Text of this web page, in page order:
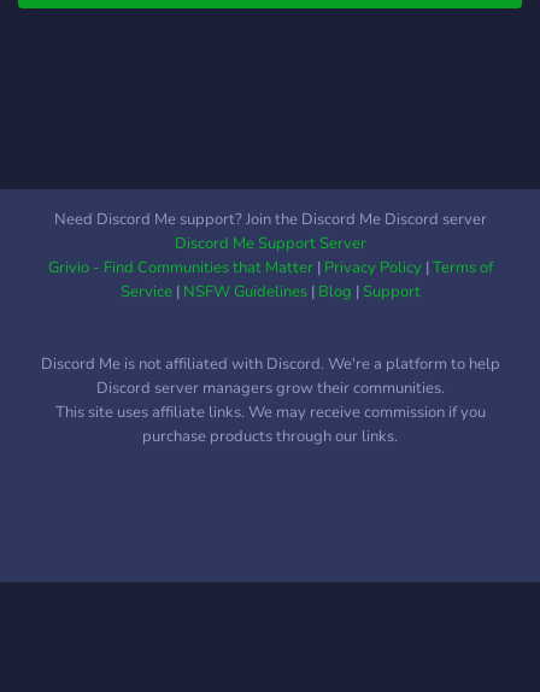
Need Discord Me support? Join the Discord Me Discord server
Discord Me Support Server
Grivio - Find Communities that Matter| Privacy Policy|Terms of
Service| NSFW Guidelines| Blog |Support
Discord Me is not affiliated with Discord. We're a platform to help
Discord server managers grow their communities.
This site uses affiliate links. We may receive commission if you
purchase products through our links.